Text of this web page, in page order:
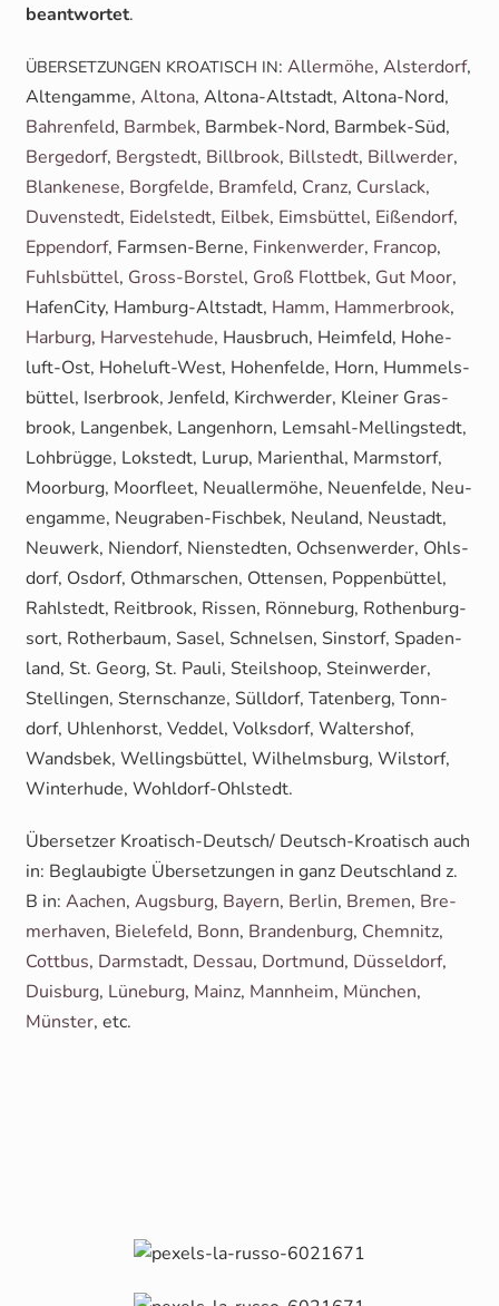
beant­wor­tet.
ÜBERSETZUNGEN KROATISCH IN:Aller­mö­he,Als­ter­dorf,
Alten­gam­me,Alto­na, Alto­na-Alt­stadt, Alto­na-Nord,
Bah­ren­feld, Barm­bek, Barm­bek-Nord, Barm­bek-Süd,
Ber­ge­dorf, Berg­stedt, Bill­brook, Bill­stedt, Bill­wer­der,
Blan­ke­ne­se, Borg­fel­de, Bramfeld, Cranz, Curs­lack,
Duven­stedt, Eidel­stedt, Eil­bek, Eims­büt­tel, Eißen­dorf,
Eppen­dorf, Farm­sen-Ber­ne, Fin­ken­wer­der, Fran­cop,
Fuhls­büt­tel, Gross-Bors­tel, Groß Flott­bek, Gut Moor,
Hafen­Ci­ty, Ham­burg-Alt­stadt, Hamm, Ham­mer­brook,
Har­burg, Har­ve­ste­hu­de, Haus­bruch, Heim­feld, Hohe­
luft-Ost, Hohe­luft-West, Hohen­fel­de, Horn, Hum­mels­
büt­tel, Iser­brook, Jen­feld, Kirch­wer­der, Klei­ner Gras­
brook, Lan­gen­bek, Lan­gen­horn, Lem­sahl-Mel­ling­s­tedt,
Loh­brüg­ge, Lok­stedt, Lurup, Mari­en­thal, Marmstorf,
Moor­burg, Moor­fleet, Neu­al­ler­mö­he, Neu­en­fel­de, Neu­
en­gam­me, Neu­gra­ben-Fisch­bek, Neu­land, Neu­stadt,
Neu­werk, Nien­dorf, Nien­sted­ten, Och­sen­wer­der, Ohls­
dorf, Osdorf, Oth­mar­schen, Otten­sen, Pop­pen­büt­tel,
Rahl­stedt, Reit­brook, Ris­sen, Rön­ne­burg, Rothen­burg­
sort, Rother­baum, Sasel, Schnel­sen, Sinstorf, Spa­den­
land, St. Georg, St. Pau­li, Steil­shoop, Stein­wer­der,
Stel­lin­gen, Stern­schan­ze, Süll­dorf, Taten­berg, Tonn­
dorf, Uhlen­horst, Ved­del, Volks­dorf, Wal­ters­hof,
Wands­bek, Wel­lings­büt­tel, Wil­helms­burg, Wilstorf,
Win­ter­hu­de, Wohldorf-Ohlstedt.
Über­set­zer Kroa­tisch-Deut­sch/ Deutsch-Kroa­tisch auch
in: Beglau­big­te Über­set­zun­gen in ganz Deutsch­land z.
B in:Aachen,Augs­burg, Bay­ern, Ber­lin, Bre­men, Bre­
mer­ha­ven, Bie­le­feld, Bonn, Bran­den­burg, Chem­nitz,
Cott­bus, Darm­stadt, Des­sau, Dort­mund, Düs­sel­dorf,
Duis­burg, Lüne­burg, Mainz, Mann­heim, Mün­chen,
Müns­ter, etc.